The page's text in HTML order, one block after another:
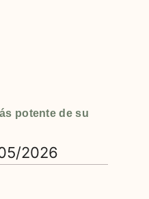
potente de su
2026